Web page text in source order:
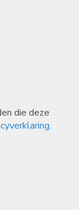
die deze